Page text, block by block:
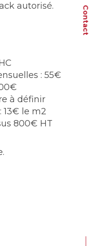
Contact
autorisé.
: 55€
à définir
13€ le m2
800€ HT